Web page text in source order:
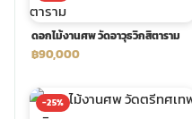
ร้านดอกไม้งานศพ ใกล้ฉัน
ดอกไม้งานศพ ราคาถูก
ส่งพวงหรีด ด่วน กรุงเทพ
ร้านพวงหรีด กรุงเทพ ส่งฟรี
มรุ ส่งด่วน
น้าเมรุ กรุงเทพ
ดอกไม้งานศพ วัดอาวุธวิกสิตาราม
฿90,000
-25%